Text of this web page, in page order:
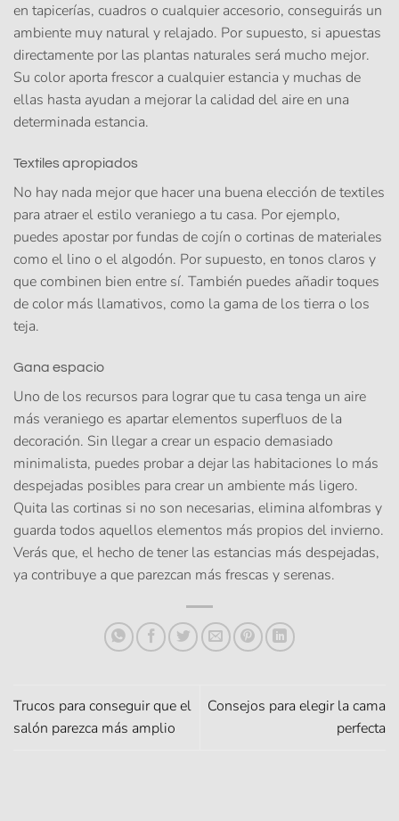
en tapicerías, cuadros o cualquier accesorio, conseguirás un
ambiente muy natural y relajado. Por supuesto, si apuestas
directamente por las plantas naturales será mucho mejor.
Su color aporta frescor a cualquier estancia y muchas de
ellas hasta ayudan a mejorar la calidad del aire en una
determinada estancia.
Textiles apropiados
No hay nada mejor que hacer una buena elección de textiles
para atraer el estilo veraniego a tu casa. Por ejemplo,
puedes apostar por fundas de cojín o cortinas de materiales
como el lino o el algodón. Por supuesto, en tonos claros y
que combinen bien entre sí. También puedes añadir toques
de color más llamativos, como la gama de los tierra o los
teja.
Gana espacio
Uno de los recursos para lograr que tu casa tenga un aire
más veraniego es apartar elementos superfluos de la
decoración. Sin llegar a crear un espacio demasiado
minimalista, puedes probar a dejar las habitaciones lo más
despejadas posibles para crear un ambiente más ligero.
Quita las cortinas si no son necesarias, elimina alfombras y
guarda todos aquellos elementos más propios del invierno.
Verás que, el hecho de tener las estancias más despejadas,
ya contribuye a que parezcan más frescas y serenas.
Trucos para conseguir que el
salón parezca más amplio
Consejos para elegir la cama
perfecta